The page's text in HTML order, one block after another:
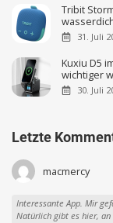
Tribit
31. Juli
Kuxiu D5
wichtiger
30. Juli
Letzte
macmercy
Interessante App. Mir
Natürlich gibt es hier, an